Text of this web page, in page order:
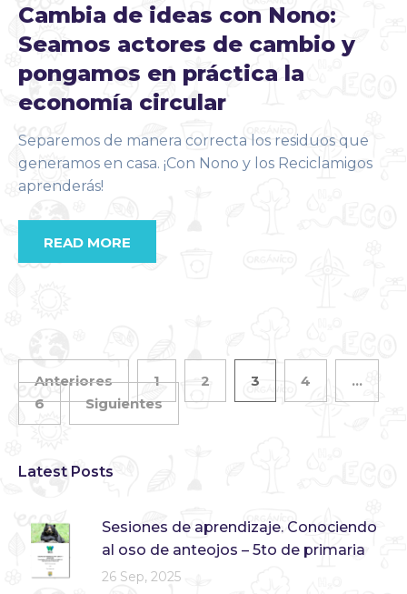
Cambia de ideas con Nono:
Seamos actores de cambio y
pongamos en práctica la
economía circular
Separemos de manera correcta los residuos que
generamos en casa. ¡Con Nono y los Reciclamigos
aprenderás!
READ MORE
Anteriores 1 2 3 4
…
6
Siguientes
Latest Posts
Sesiones de aprendizaje. Conociendo
al oso de anteojos – 5to de primaria
26 Sep, 2025